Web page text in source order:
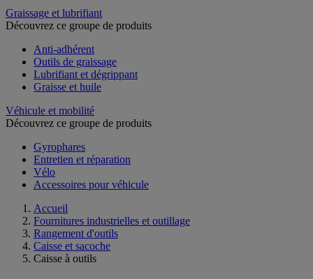
Graissage et lubrifiant
Découvrez ce groupe de produits
Anti-adhérent
Outils de graissage
Lubrifiant et dégrippant
Graisse et huile
Véhicule et mobilité
Découvrez ce groupe de produits
Gyrophares
Entretien et réparation
Vélo
Accessoires pour véhicule
Accueil
Fournitures industrielles et outillage
Rangement d'outils
Caisse et sacoche
Caisse à outils